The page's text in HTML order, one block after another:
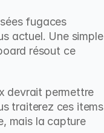
fugaces
actuel. Une simple
résout ce
devrait permettre
traiterez ces items
mais la capture